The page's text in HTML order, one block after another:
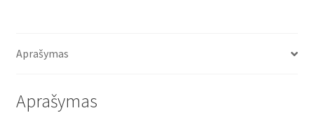
o
r
p
Aprašymas
Aprašymas